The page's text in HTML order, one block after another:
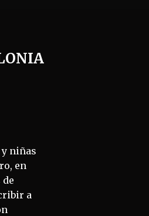
niñas
en
a